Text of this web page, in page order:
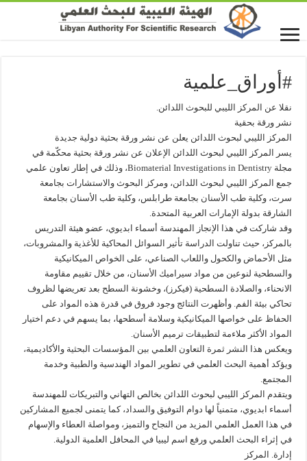
#أوراق_علمية
نقلا عن المركز الليبي للبحوث اللدائن.
نشر ورقة بحقية
المركز الليبي لبحوث اللدائن يعلن عن نشر ورقة بحثية دولية جديدة
يسر المركز الليبي لبحوث اللدائن الإعلان عن نشر ورقة بحثية محكّمة في
مجلة Biomaterial Investigations in Dentistry، وذلك في إطار تعاون علمي
جمع المركز الليبي لبحوث اللدائن، ومركز البحوث والاستشارات بجامعة
سرت، وكلية طب الأسنان بجامعة طرابلس، وكلية طب الأسنان بجامعة
الشارقة بدولة الإمارات العربية المتحدة.
وقد شاركت في هذا الإنجاز المهندسة أسماء ابديوي، عضو هيئة التدريس
بالمركز، حيث تناولت الدراسة تأثير السوائل المحاكية للأغذية والمشروبات،
مثل الأحماض والكحول واللعاب الصناعي، على الخواص الميكانيكية
والسطحية لنوعين من مواد سيراميك الأسنان، من خلال تقييم مقاومة
الانحناء، والصلادة السطحية (فيكرز)، وخشونة السطح بعد تعريضها لظروف
تحاكي بيئة الفم. وأظهرت النتائج وجود فروق في قدرة هذه المواد على
الحفاظ على خواصها الميكانيكية وسلامة أسطحها، بما يسهم في دعم اختيار
المواد الأكثر ملاءمة لتطبيقات ترميم الأسنان.
ويعكس هذا النشر ثمرة التعاون العلمي بين المؤسسات البحثية والأكاديمية،
ويؤكد أهمية البحث العلمي في تطوير المواد الهندسية والطبية وخدمة
المجتمع.
ويتقدم المركز الليبي لبحوث اللدائن بخالص التهاني والتبريكات للمهندسة
أسماء ابديوي، متمنياً لها دوام التوفيق والسداد، كما يتمنى لجميع المشاركين
في هذا العمل العلمي المزيد من النجاح والتميز، ومواصلة العطاء والإسهام
في إثراء البحث العلمي ورفع اسم ليبيا في المحافل العلمية الدولية.
إدارة. المركز